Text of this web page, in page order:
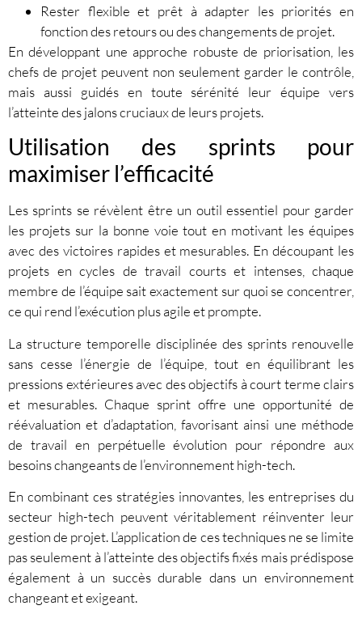
Rester flexible et prêt à adapter les priorités en
fonction des retours ou des changements de projet.
En développant une approche robuste de priorisation, les
chefs de projet peuvent non seulement garder le contrôle,
mais aussi guidés en toute sérénité leur équipe vers
l’atteinte des jalons cruciaux de leurs projets.
Utilisation des sprints pour
maximiser l’efficacité
Les sprints se révèlent être un outil essentiel pour garder
les projets sur la bonne voie tout en motivant les équipes
avec des victoires rapides et mesurables. En découpant les
projets en cycles de travail courts et intenses, chaque
membre de l’équipe sait exactement sur quoi se concentrer,
ce qui rend l’exécution plus agile et prompte.
La structure temporelle disciplinée des sprints renouvelle
sans cesse l’énergie de l’équipe, tout en équilibrant les
pressions extérieures avec des objectifs à court terme clairs
et mesurables. Chaque sprint offre une opportunité de
réévaluation et d’adaptation, favorisant ainsi une méthode
de travail en perpétuelle évolution pour répondre aux
besoins changeants de l’environnement high-tech.
En combinant ces stratégies innovantes, les entreprises du
secteur high-tech peuvent véritablement réinventer leur
gestion de projet. L’application de ces techniques ne se limite
pas seulement à l’atteinte des objectifs fixés mais prédispose
également à un succès durable dans un environnement
changeant et exigeant.